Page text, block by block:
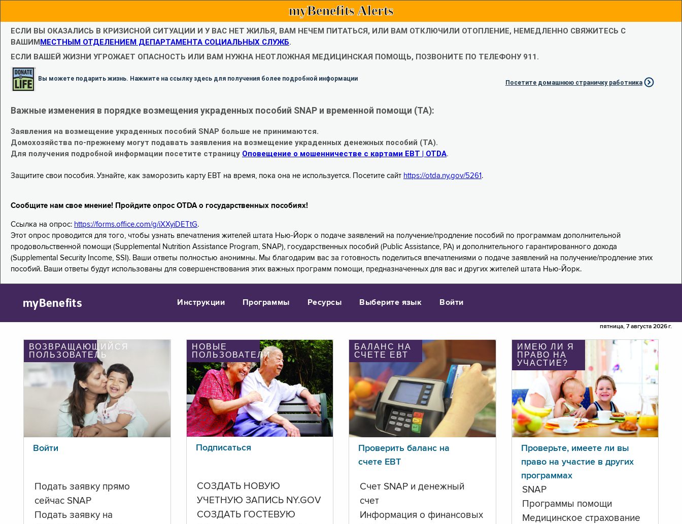
myBenefits Alerts
ЕСЛИ ВЫ ОКАЗАЛИСЬ В КРИЗИСНОЙ СИТУАЦИИ И У ВАС НЕТ ЖИЛЬЯ, ВАМ НЕЧЕМ ПИТАТЬСЯ, ИЛИ ВАМ ОТКЛЮЧИЛИ ОТОПЛЕНИЕ, НЕМЕДЛЕННО СВЯЖИТЕСЬ С
ВАШИММЕСТНЫМ ОТДЕЛЕНИЕМ ДЕПАРТАМЕНТА СОЦИАЛЬНЫХ СЛУЖБ.
ЕСЛИ ВАШЕЙ ЖИЗНИ УГРОЖАЕТ ОПАСНОСТЬ ИЛИ ВАМ НУЖНА НЕОТЛОЖНАЯ МЕДИЦИНСКАЯ ПОМОЩЬ, ПОЗВОНИТЕ ПО ТЕЛЕФОНУ 911.
Вы можете подарить жизнь. Нажмите на ссылку здесь для получения более подробной информации
Посетите домашнюю страничку работника
Важные изменения в порядке возмещения украденных пособий SNAP и временной помощи (TA):
Заявления на возмещение украденных пособий SNAP больше не принимаются.
Домохозяйства по-прежнему могут подавать заявления на возмещение украденных денежных пособий (TA).
Для получения подробной информации посетите страницу Оповещение о мошенничестве с картами EBT | OTDA.
Защитите свои пособия. Узнайте, как заморозить карту EBT на время, пока она не используется. Посетите сайт https://otda.ny.gov/5261 .
Сообщите нам свое мнение! Пройдите опрос OTDA о государственных пособиях!
Ссылка на опрос: https://forms.office.com/g/iXXyiDETtG.
Этот опрос проводится для того, чтобы узнать впечатления жителей штата Нью-Йорк о подаче заявлений на получение/продление пособий по программам дополнительной
продовольственной помощи (Supplemental Nutrition Assistance Program, SNAP), государственных пособий (Public Assistance, PA) и дополнительного гарантированного дохода
(Supplemental Security Income, SSI). Ваши ответы полностью анонимны. Мы благодарим вас за готовность поделиться впечатлениями о подаче заявлений на получение/продление этих
пособий. Ваши ответы будут использованы для совершенствования этих важных программ помощи, предназначенных для вас и других жителей штата Нью-Йорк.
myBenefits Инструкции Программы Ресурсы Выберите язык Войти
пятница, 7 августа 2026 г.
ВОЗВРАЩАЮЩИЙСЯ
ПОЛЬЗОВАТЕЛЬ
Войти
Подать заявку прямо
сейчас SNAP
Подать заявку на
НОВЫЕ
ПОЛЬЗОВАТЕЛИ
Подписаться
СОЗДАТЬ НОВУЮ
УЧЕТНУЮ ЗАПИСЬ NY.GOV
СОЗДАТЬ ГОСТЕВУЮ
БАЛАНС НА
СЧЕТЕ ЕВТ
Проверить баланс на
счете ЕВТ
Счет SNAP и денежный
счет
Информация о финансовых
ИМЕЮ ЛИ Я
ПРАВО НА
УЧАСТИЕ?
Проверьте, имеете ли вы
право на участие в других
программах
SNAP
Программы помощи
Медицинское страхование